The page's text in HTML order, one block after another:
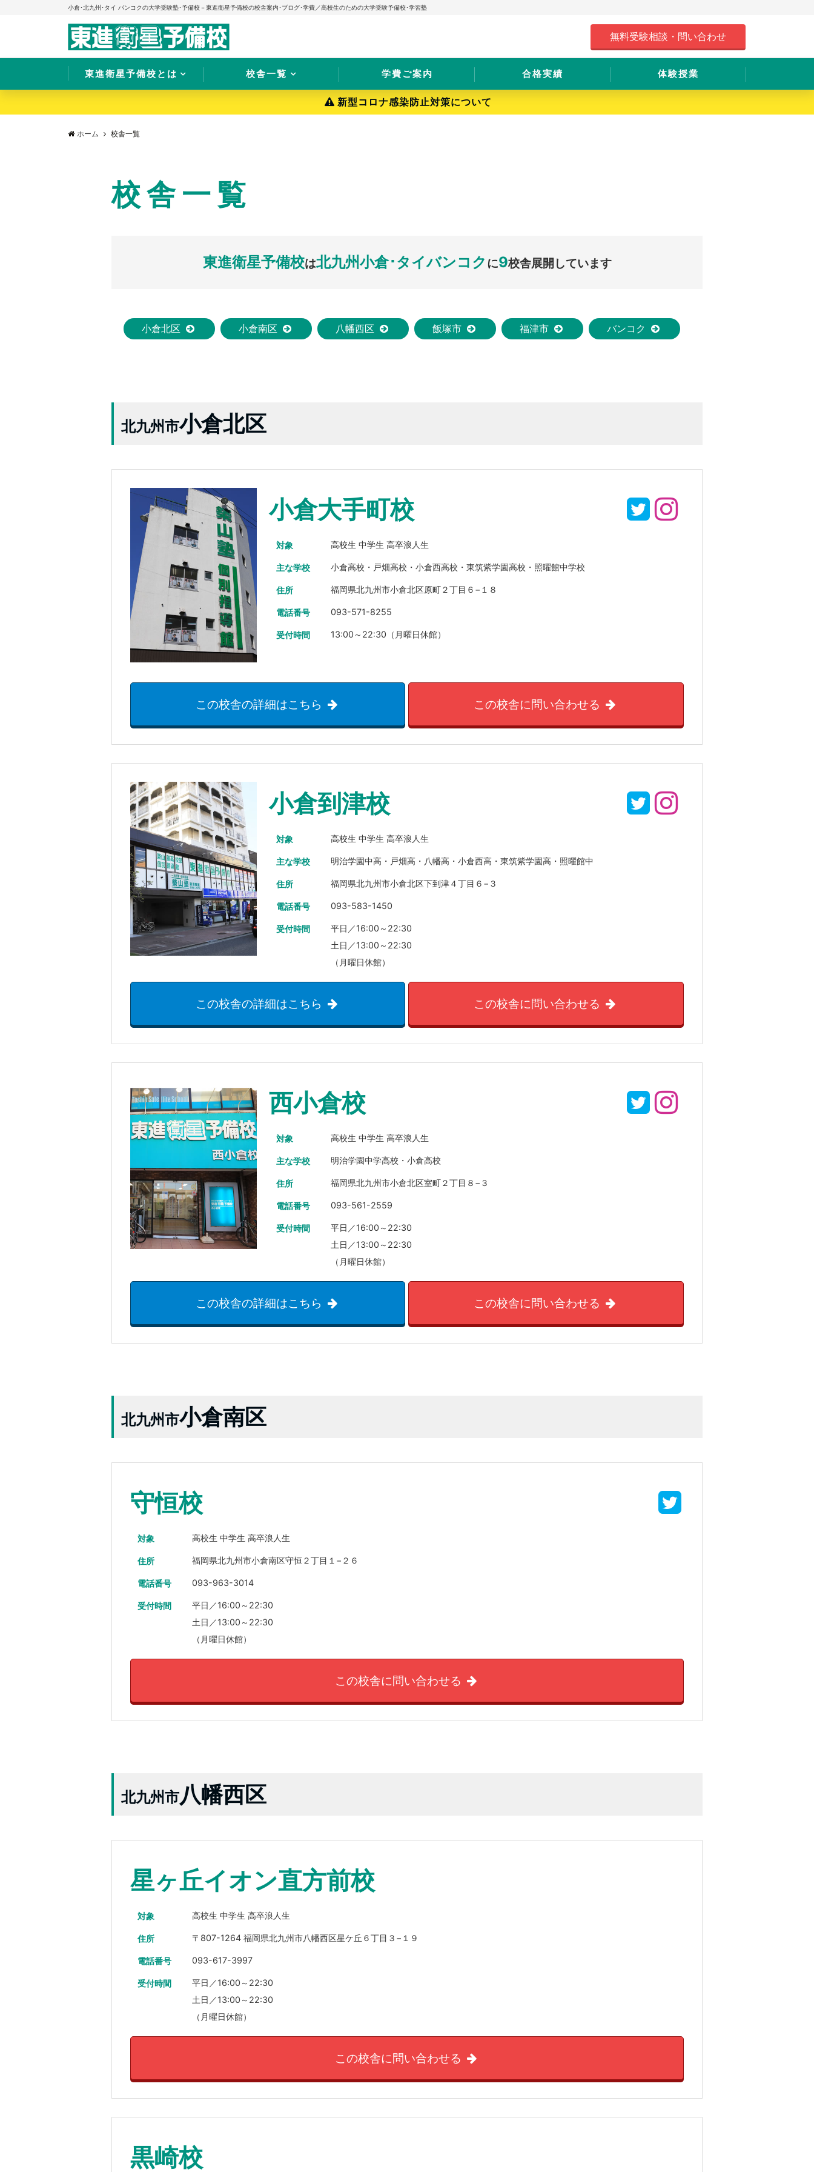
小倉･北九州･タイ バンコクの大学受験塾･予備校－東進衛星予備校の校舎案内･ブログ･学費／高校生のための大学受験予備校･学習塾
無料受験相談・問い合わせ
東進衛星予備校とは 校舎一覧 学費ご案内 合格実績 体験授業
新型コロナ感染防止対策について
ホーム 校舎一覧
校舎一覧
東進衛星予備校は北九州小倉･タイバンコク に9校舎展開しています
小倉北区 小倉南区 八幡西区 飯塚市 福津市 バンコク
北九州市小倉北区
小倉大手町校
対象 高校生 中学生 高卒浪人生
主な学校 小倉高校・戸畑高校・小倉西高校・東筑紫学園高校・照曜館中学校
住所 福岡県北九州市小倉北区原町２丁目６−１８
電話番号 093-571-8255
受付時間 13:00～22:30（月曜日休館）
この校舎の詳細はこちら この校舎に問い合わせる
小倉到津校
対象 高校生 中学生 高卒浪人生
主な学校 明治学園中高・戸畑高・八幡高・小倉西高・東筑紫学園高・照曜館中
住所 福岡県北九州市小倉北区下到津４丁目６−３
電話番号 093-583-1450
受付時間
平日／16:00～22:30
土日／13:00～22:30
（月曜日休館）
この校舎の詳細はこちら この校舎に問い合わせる
西小倉校
対象 高校生 中学生 高卒浪人生
主な学校 明治学園中学高校・小倉高校
住所 福岡県北九州市小倉北区室町２丁目８−３
電話番号 093-561-2559
受付時間
平日／16:00～22:30
土日／13:00～22:30
（月曜日休館）
この校舎の詳細はこちら この校舎に問い合わせる
北九州市小倉南区
守恒校
対象 高校生 中学生 高卒浪人生
住所 福岡県北九州市小倉南区守恒２丁目１−２６
電話番号 093-963-3014
受付時間
平日／16:00～22:30
土日／13:00～22:30
（月曜日休館）
この校舎に問い合わせる
北九州市八幡西区
星ヶ丘イオン直方前校
対象 高校生 中学生 高卒浪人生
住所 〒807-1264 福岡県北九州市八幡西区星ケ丘６丁目３−１９
電話番号 093-617-3997
受付時間
平日／16:00～22:30
土日／13:00～22:30
（月曜日休館）
この校舎に問い合わせる
黒崎校